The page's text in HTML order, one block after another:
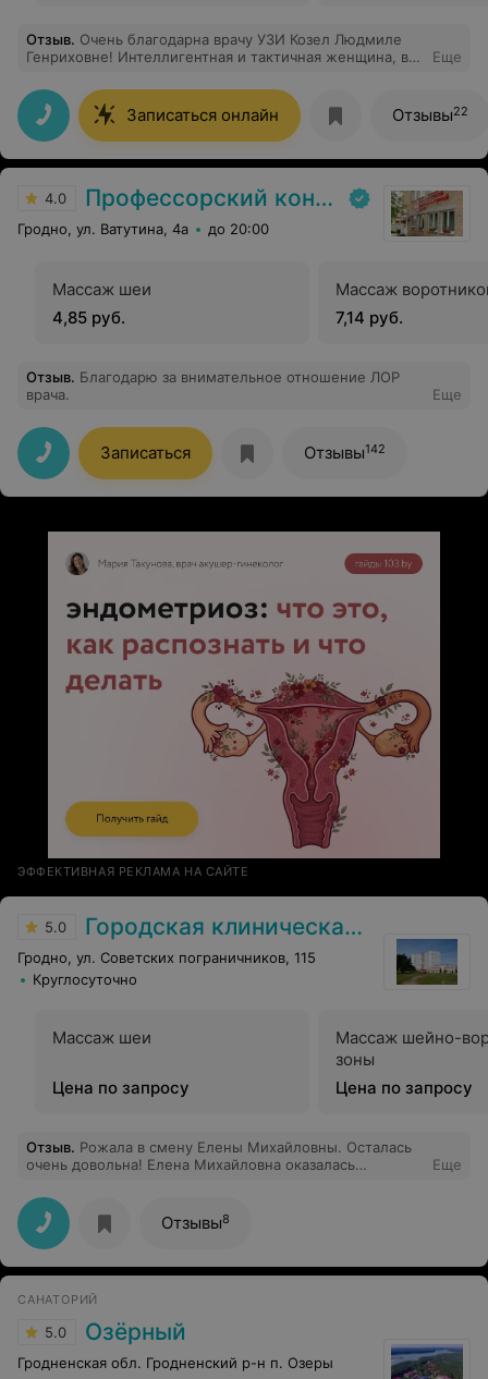
Отзыв. Очень благодарна врачу УЗИ Козел Людмиле
Генриховне! Интеллигентная и тактичная женщина, все
перестаешь бояться похода к врачам! Пожалуй, один
из лучших специалистов, к которым приходилось
обращаться.
Еще
Записаться онлайн Отзывы22
4.0 Профессорский консультативный центр г. Гродно
Гродно, ул. Ватутина, 4а до 20:00
Массаж шеи
4,85 руб.
Массаж
7,14 руб.
Отзыв. Благодарю за внимательное отношение ЛОР
врача.
Еще
Записаться Отзывы142
ЭФФЕКТИВНАЯ РЕКЛАМА НА САЙТЕ
5.0 Городская клиническая больница скорой медицинской помощи г. Гродно
Гродно, ул. Советских пограничников, 115
Круглосуточно
Массаж шеи
Цена по запросу
Массаж шейно-
зоны
Цена по запросу
Отзыв. Рожала в смену Елены Михайловны. Осталась
очень довольна! Елена Михайловна оказалась
мне родить долгожданного сыночка. Спасибо ей
большое! И всем девчатам дневной смены БСМП
родзал 28.04.2023, принявшим участие в рождении
первенца! Искренне благодарю!
Еще
Отзывы8
САНАТОРИЙ
5.0 Озёрный
Гродненская обл. Гродненский р-н п. Озеры